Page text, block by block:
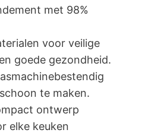
met 98%
voor veilige
goede gezondheid.
te maken.
ontwerp
elke keuken